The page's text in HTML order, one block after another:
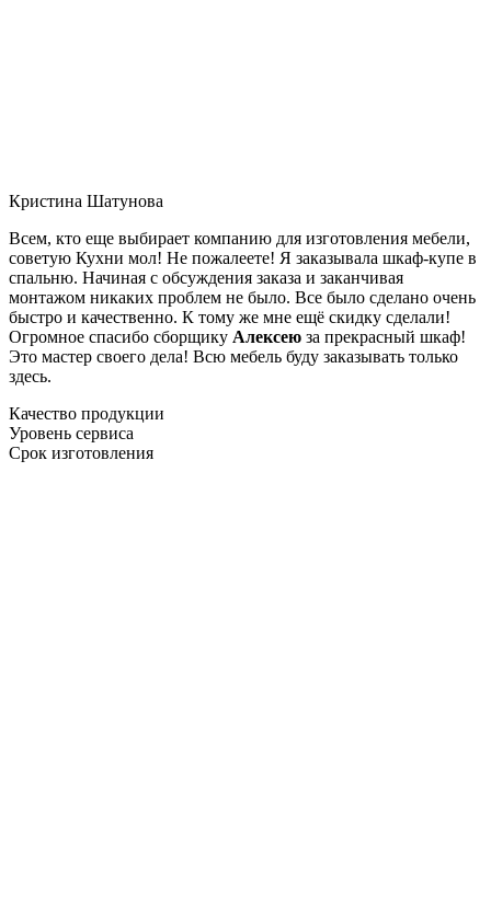
Кристина Шатунова
Всем, кто еще выбирает компанию для изготовления мебели,
советую Кухни мол! Не пожалеете! Я заказывала шкаф-купе в
спальню. Начиная с обсуждения заказа и заканчивая
монтажом никаких проблем не было. Все было сделано очень
быстро и качественно. К тому же мне ещё скидку сделали!
Огромное спасибо сборщику Алексею за прекрасный шкаф!
Это мастер своего дела! Всю мебель буду заказывать только
здесь.
Качество продукции
Уровень сервиса
Срок изготовления